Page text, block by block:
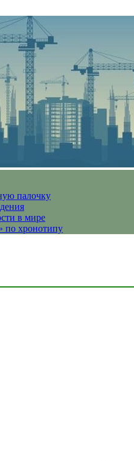
палочку
в мире
по хронотипу